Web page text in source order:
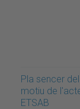
Pla sencer
motiu de
ETSAB